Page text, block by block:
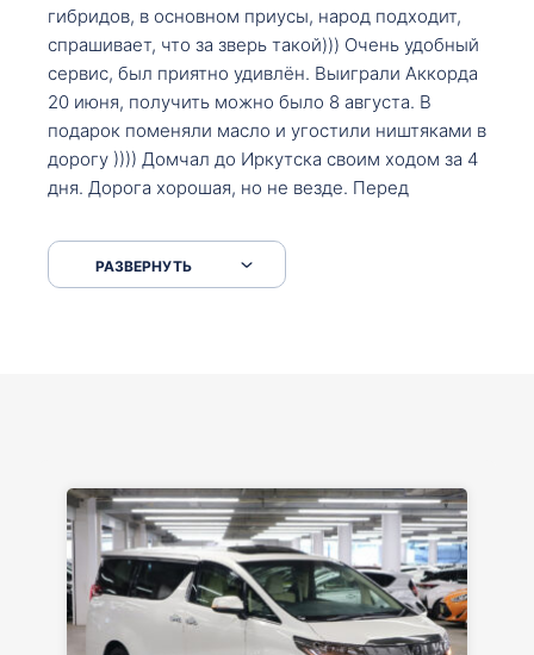
гибридов, в основном приусы, народ подходит,
спрашивает, что за зверь такой))) Очень удобный
сервис, был приятно удивлён. Выиграли Аккорда
20 июня, получить можно было 8 августа. В
подарок поменяли масло и угостили ништяками в
дорогу )))) Домчал до Иркутска своим ходом за 4
дня. Дорога хорошая, но не везде. Перед
серпантинах по пути следования.
РАЗВЕРНУТЬ